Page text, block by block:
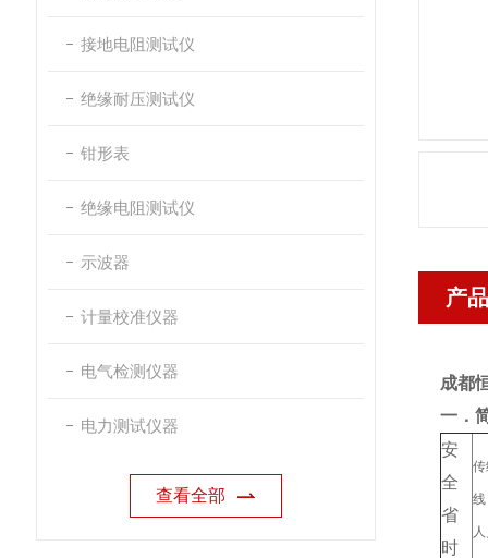
接地电阻测试仪
绝缘耐压测试仪
钳形表
绝缘电阻测试仪
示波器
计量校准仪器
电气检测仪器
电力测试仪器
查看全部
产
成都
一．
安
全
省
时